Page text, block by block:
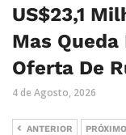
US$23,1
Mas Queda
Oferta De
4 de Agosto, 2026
ANTERIOR PRÓXIMO